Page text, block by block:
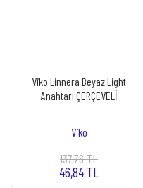
Viko Linnera Beyaz Light
Anahtarı ÇERÇEVELİ
Viko
137,76 TL
46,84 TL